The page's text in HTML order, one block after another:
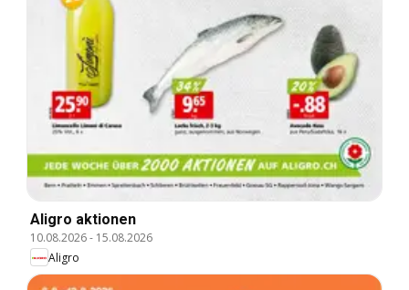
Aligro aktionen
10.08.2026- 15.08.2026
Aligro